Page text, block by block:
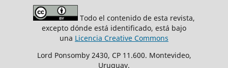
Todo el contenido de esta revista,
excepto dónde está identificado, está bajo
una Licencia Creative Commons
Lord Ponsomby 2430, CP 11.600. Montevideo,
Uruguay.